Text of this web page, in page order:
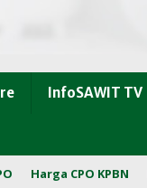
InfoSAWIT TV
Harga CPO KPBN